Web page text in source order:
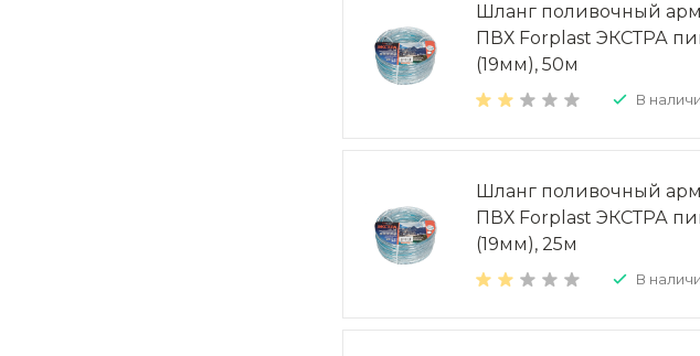
Шланг поливочный
ПВХ Forplast ЭКСТРА
(19мм), 50м
В
Шланг поливочный
ПВХ Forplast ЭКСТРА
(19мм), 25м
В